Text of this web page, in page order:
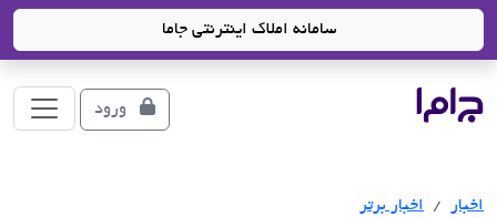
سامانه املاک اینترنتی جاما
- سامانه جامع املاک و مشاورین املاک
ورود
اخبار
اخبار برتر